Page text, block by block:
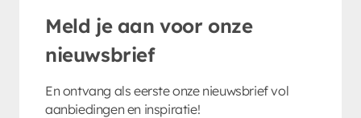
Meld je aan voor onze
nieuwsbrief
En ontvang als eerste onze nieuwsbrief vol
aanbiedingen en inspiratie!